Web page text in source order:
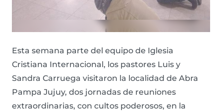
Esta semana parte del equipo de Iglesia
Cristiana Internacional, los pastores Luis y
Sandra Carruega visitaron la localidad de Abra
Pampa Jujuy, dos jornadas de reuniones
extraordinarias, con cultos poderosos, en la